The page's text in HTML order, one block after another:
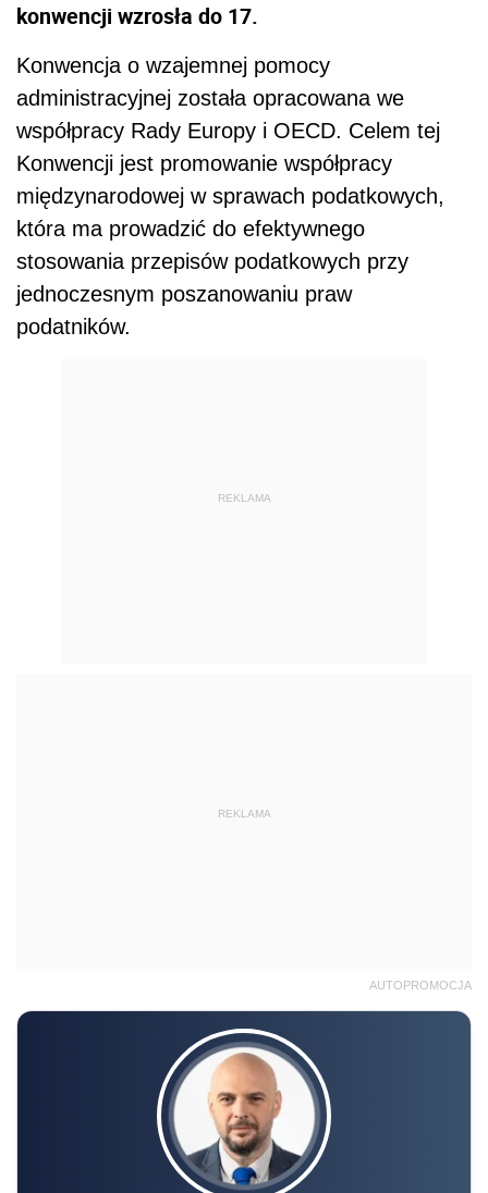
konwencji wzrosła do 17.
Konwencja o wzajemnej pomocy
administracyjnej została opracowana we
współpracy Rady Europy i OECD. Celem tej
Konwencji jest promowanie współpracy
międzynarodowej w sprawach podatkowych,
która ma prowadzić do efektywnego
stosowania przepisów podatkowych przy
jednoczesnym poszanowaniu praw
podatników.
REKLAMA
REKLAMA
AUTOPROMOCJA